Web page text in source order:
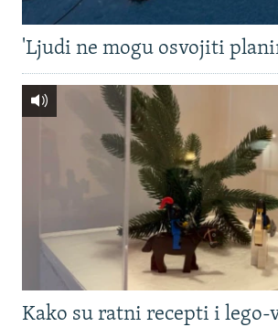
'Ljudi ne mogu osvojiti
Kako su ratni recepti i lego-